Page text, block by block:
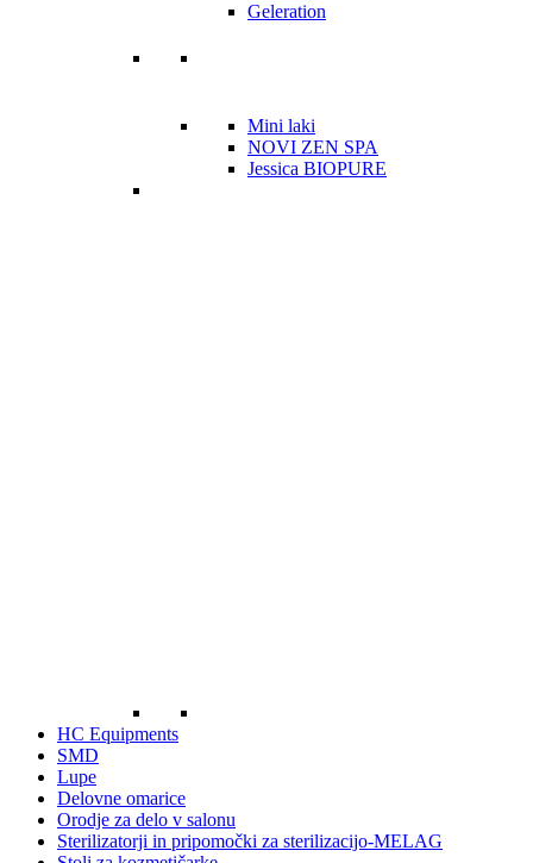
Geleration
Mini laki
NOVI ZEN SPA
Jessica BIOPURE
HC Equipments
SMD
Lupe
Delovne omarice
Orodje za delo v salonu
Sterilizatorji in pripomočki za sterilizacijo-MELAG